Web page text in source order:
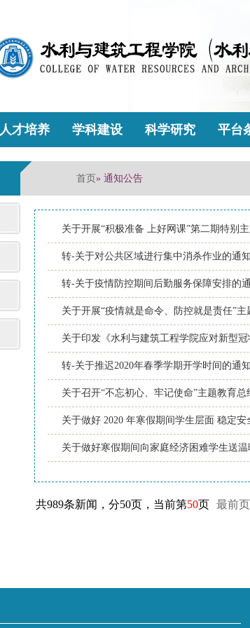
人才培养 学科建设 科学研究 平台
首页 » 通知公告
关于开展“积极准备 上好网课”第二期特别
转-关于对公共区域进行集中消杀作业的通知
转-关于疫情防控期间后勤服务保障安排的
关于开展“疫情就是命令、防控就是责任”主
关于印发《水利与建筑工程学院应对新型
转-关于推迟2020年春季学期开学时间的通知
关于召开“不忘初心、牢记使命”主题教育总
关于做好 2020 年寒假期间学生层面 稳定安
关于做好寒假期间向家庭经济困难学生送
共989条新闻，分50页，当前第50页 最前页